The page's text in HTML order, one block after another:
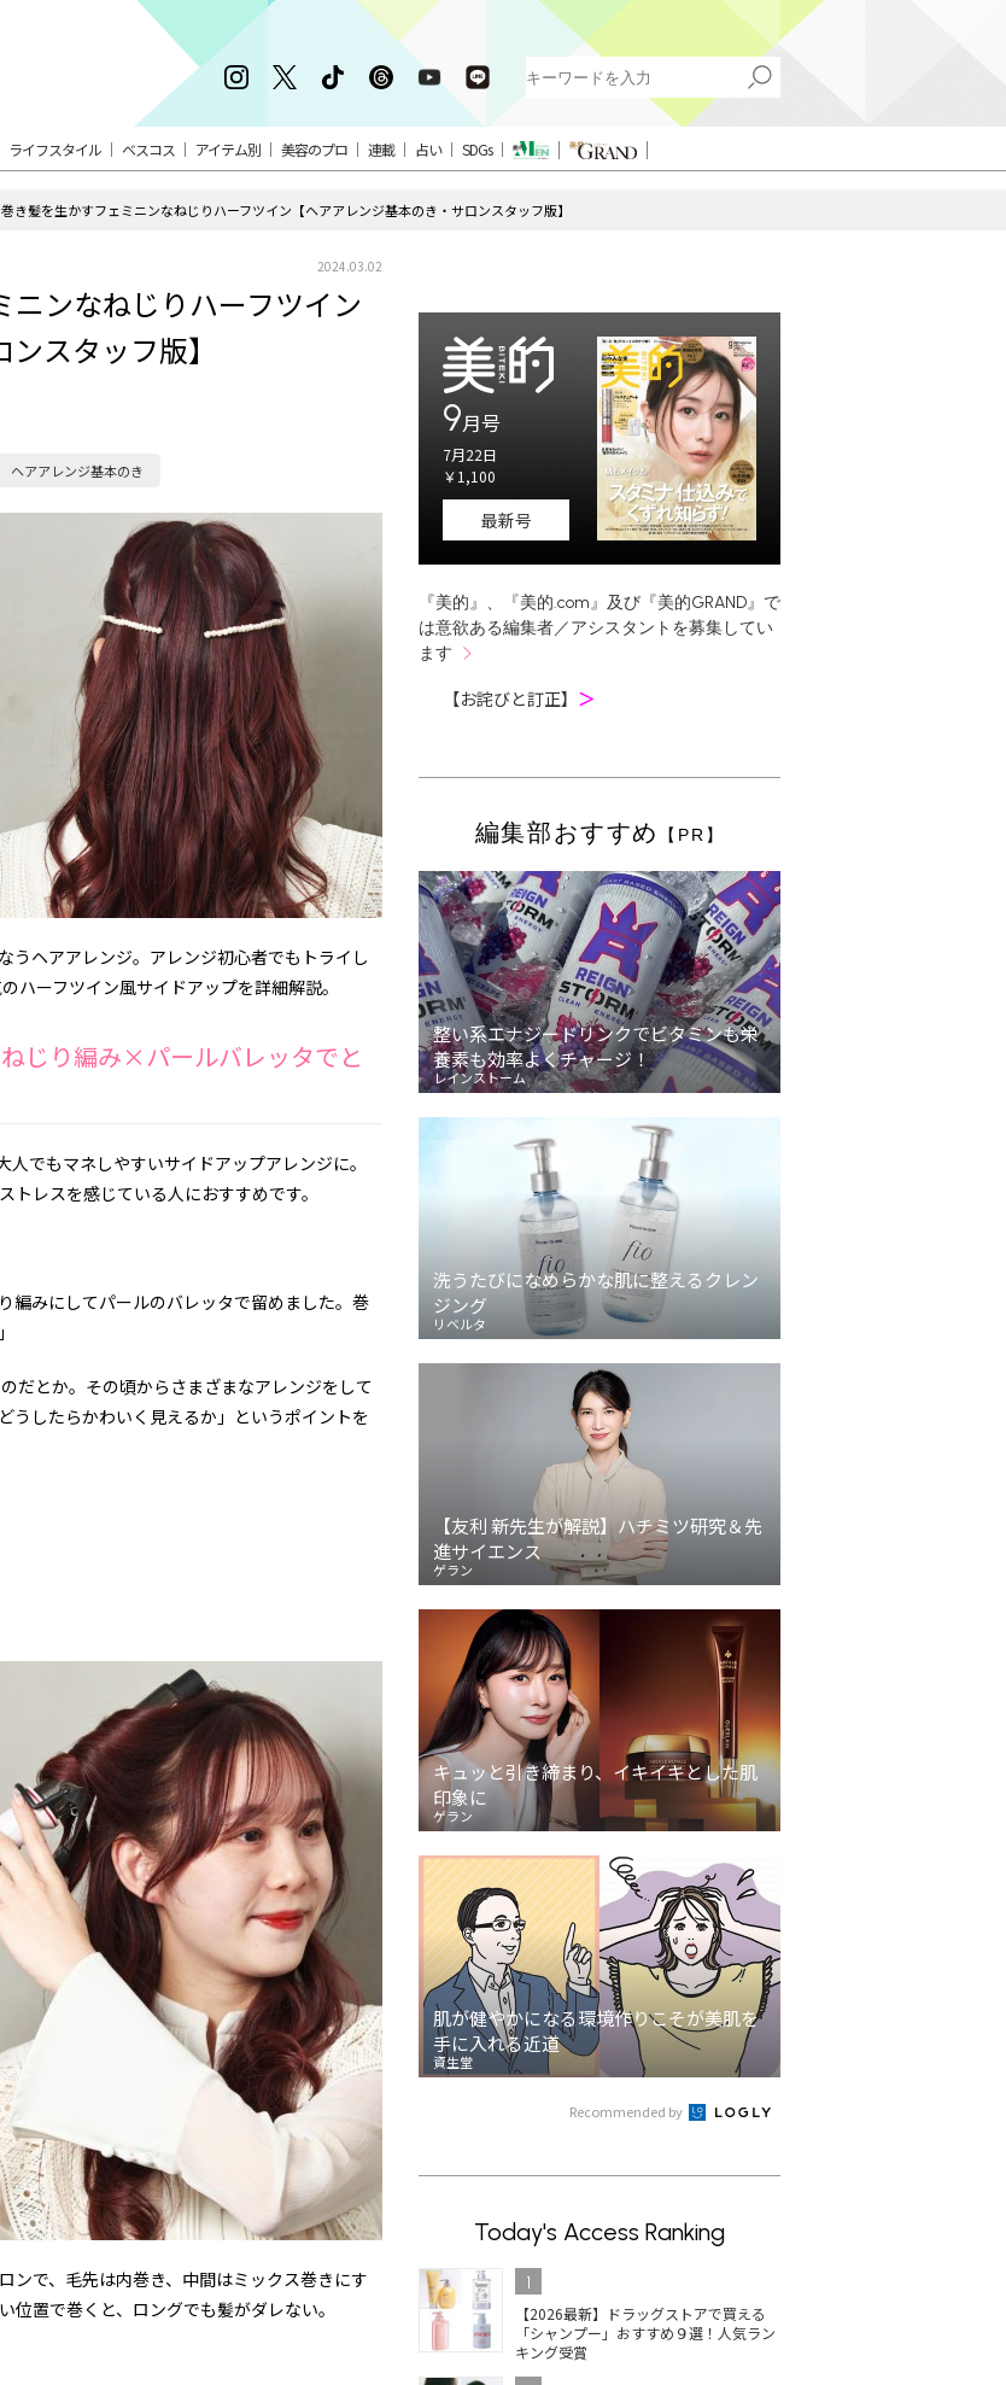
ライフスタイル ベスコス アイテム別 美容のプロ 連載 占い SDGs
き髪を生かすフェミニンなねじりハーフツイン【ヘアアレンジ基本のき・サロンスタッフ版】
2024.03.02
ニンなねじりハーフツイン
スタッフ版】
ヘアアレンジ基本のき
うヘアアレンジ。アレンジ初心者でもトライし
ハーフツイン風サイドアップを詳細解説。
じり編み×パールバレッタでと
でもマネしやすいサイドアップアレンジに。
レスを感じている人におすすめです。
編みにしてパールのバレッタで留めました。巻
だとか。その頃からさまざまなアレンジをして
うしたらかわいく見えるか」というポイントを
で、毛先は内巻き、中間はミックス巻きにす
置で巻くと、ロングでも髪がダレない。
9月号
7月22日
￥1,100
最新号
『美的』、『美的.com』及び『美的GRAND』で
は意欲ある編集者／アシスタントを募集してい
ます
【お詫びと訂正】 ＞
編集部おすすめ 【PR】
整い系エナジードリンクでビタミンも栄
養素も効率よくチャージ！
レインストーム
洗うたびになめらかな肌に整えるクレン
ジング
リベルタ
【友利 新先生が解説】ハチミツ研究＆先
進サイエンス
ゲラン
キュッと引き締まり、イキイキとした肌
印象に
ゲラン
肌が健やかになる環境作りこそが美肌を
手に入れる近道
資生堂
Recommended by
Today's Access Ranking
1
【2026最新】ドラッグストアで買える
「シャンプー」おすすめ９選！人気ラン
キング受賞